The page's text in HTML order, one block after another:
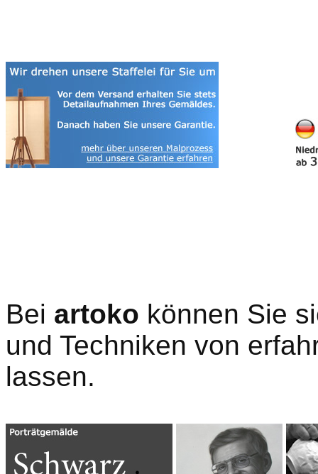
Bei artoko können Sie
und Techniken von
lassen.